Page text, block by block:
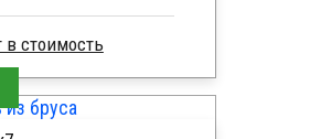
мм